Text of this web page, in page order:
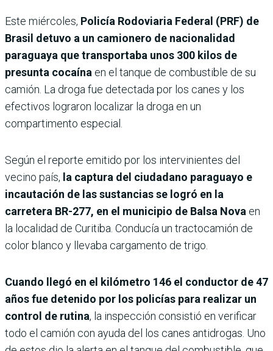
Este miércoles, Policía Rodoviaria Federal (PRF) de
Brasil detuvo a un camionero de nacionalidad
paraguaya que transportaba unos 300 kilos de
presunta cocaína en el tanque de combustible de su
camión. La droga fue detectada por los canes y los
efectivos lograron localizar la droga en un
compartimento especial.
Según el reporte emitido por los intervinientes del
vecino país, la captura del ciudadano paraguayo e
incautación de las sustancias se logró en la
carretera BR-277, en el municipio de Balsa Nova en
la localidad de Curitiba. Conducía un tractocamión de
color blanco y llevaba cargamento de trigo.
Cuando llegó en el kilómetro 146 el conductor de 47
años fue detenido por los policías para realizar un
control de rutina, la inspección consistió en verificar
todo el camión con ayuda del los canes antidrogas. Uno